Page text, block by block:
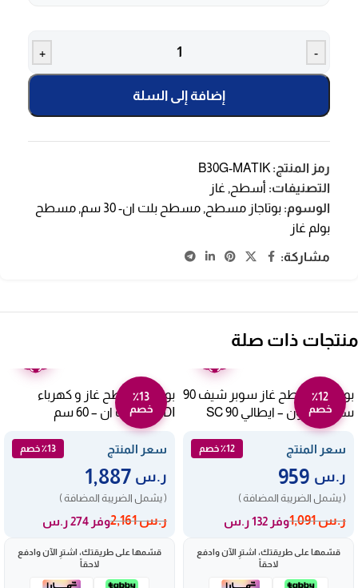
-
+
إضافة إلى السلة
رمز المنتج: B30G-MATIK
التصنيفات: أسطح , غاز
الوسوم: بوتاجاز مسطح , مسطح بلت ان- 30 سم , مسطح
بولم غاز
مشاركة:
منتجات ذات صلة
٪12
خصم
بوتاجاز مسطح غاز سوبر شيف 90
سم – 5 عيون – ايطالي SC 90
G5BM
سعر المنتج
٪12 خصم
ر.س
( يشمل الضريبة المضافة )
ر.س1,091 وفر 132 ر.س
قسّمها على طريقتك، اشترِ الآن وادفع
لاحقاً
٪13
خصم
بوتجاز مسطح غاز و كهرباء
NARDI بلت ان – 60 سم
MH31AVX
سعر المنتج
٪13 خصم
ر.س
( يشمل الضريبة المضافة )
ر.س2,161 وفر 274 ر.س
قسّمها على طريقتك، اشترِ الآن وادفع
لاحقاً